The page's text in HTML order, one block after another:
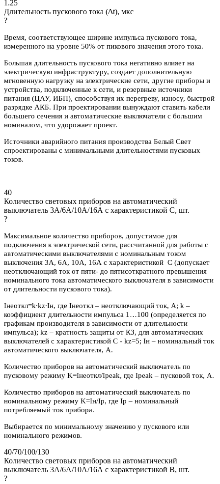
1.25
Длительность пускового тока (∆t), мкс
?
Время, соответствующее ширине импульса пускового тока,
измеренного на уровне 50% от пикового значения этого тока.
Большая длительность пускового тока негативно влияет на
электрическую инфраструктуру, создает дополнительную
мгновенную нагрузку на электрические сети, другие приборы и
устройства, подключенные к сети, и резервные источники
питания (ЦАУ, ИБП), способствуя их перегреву, износу, быстрой
разрядке АКБ. При проектировании вынуждают ставить кабели
большего сечения и автоматические выключатели с большим
номиналом, что удорожает проект.
Источники аварийного питания производства Белый Свет
спроектированы с минимальными длительностями пусковых
токов.
40
Количество световых приборов на автоматический
выключатель 3А/6А/10А/16А с характеристикой C, шт.
?
Максимальное количество приборов, допустимое для
подключения к электрической сети, рассчитанной для работы с
автоматическими выключателями с номинальным током
выключения 3А, 6А, 10А, 16А с характеристикой С (допускает
неотключающий ток от пяти- до пятисоткратного превышения
номинального тока автоматического выключателя в зависимости
от длительности пускового тока).
Iнеоткл=k∙kz∙Iн, где Iнеоткл – неотключающий ток, А; k –
коэффициент длительности импульса 1…100 (определяется по
графикам производителя в зависимости от длительности
импульса); kz – кратность защиты от КЗ, для автоматических
выключателей с характеристикой C - kz=5; Iн – номинальный ток
автоматического выключателя, А.
Количество приборов на автоматический выключатель по
пусковому режиму K=Iнеоткл/Ipeak, где Ipeak – пусковой ток, А.
Количество приборов на автоматический выключатель по
номинальному режиму K=Iн/Iр, где Iр – номинальный
потребляемый ток прибора.
Выбирается по минимальному значению у пускового или
номинального режимов.
40/70/100/130
Количество световых приборов на автоматический
выключатель 3А/6А/10А/16А с характеристикой В, шт.
?